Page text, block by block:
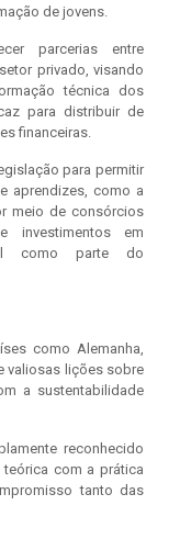
de jovens.
parcerias entre
privado, visando
técnica dos
para distribuir de
financeiras.
para permitir
aprendizes, como a
meio de consórcios
investimentos em
como parte do
como Alemanha,
valiosas lições sobre
a sustentabilidade
reconhecido
com a prática
tanto das